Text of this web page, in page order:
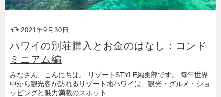
2021年9月30日
ハワイの別荘購入とお金のはなし：コンド
ミニアム編
みなさん、こんにちは。 リゾートSTYLE編集部です。 毎年世界
中から観光客が訪れるリゾート地ハワイは、観光・グルメ・ショ
ッピングと魅力満載のスポット…